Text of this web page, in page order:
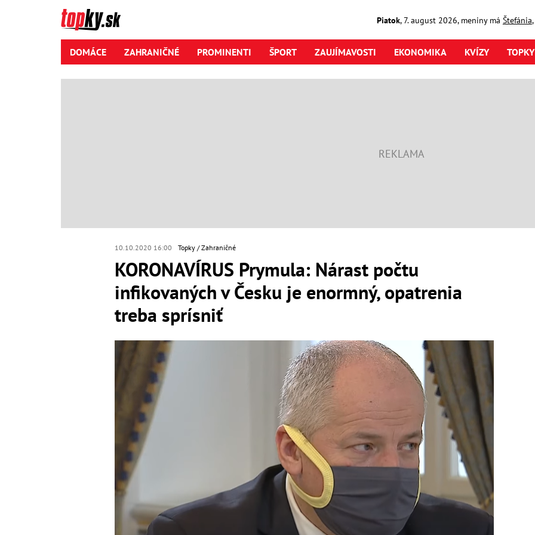
Piatok,7. august2026, meniny má Štefánia
DOMÁCE ZAHRANIČNÉ PROMINENTI ŠPORT ZAUJÍMAVOSTI EKONOMIKA KVÍZY
10.10.2020 16:00 Topky Zahraničné
KORONAVÍRUS Prymula: Nárast počtu
infikovaných v Česku je enormný, opatrenia
treba sprísniť